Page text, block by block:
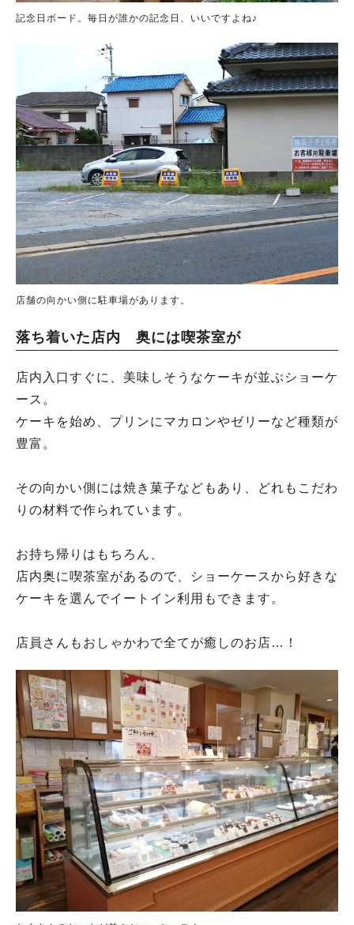
記念日ボード。毎日が誰かの記念日、いいですよね♪
店舗の向かい側に駐車場があります。
落ち着いた店内 奥には喫茶室が
店内入口すぐに、美味しそうなケーキが並ぶショーケ
ース。
ケーキを始め、プリンにマカロンやゼリーなど種類が
豊富。
その向かい側には焼き菓子などもあり、どれもこだわ
りの材料で作られています。
お持ち帰りはもちろん、
店内奥に喫茶室があるので、ショーケースから好きな
ケーキを選んでイートイン利用もできます。
店員さんもおしゃかわで全てが癒しのお店…！